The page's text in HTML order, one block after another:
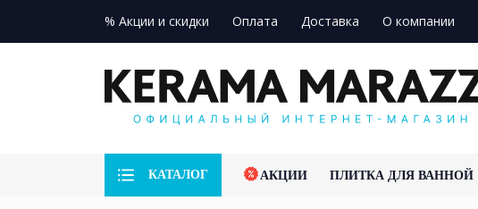
% Акции и скидки Оплата Доставка О компании
КАТАЛОГ АКЦИИ ПЛИТКА ДЛЯ ВАННОЙ